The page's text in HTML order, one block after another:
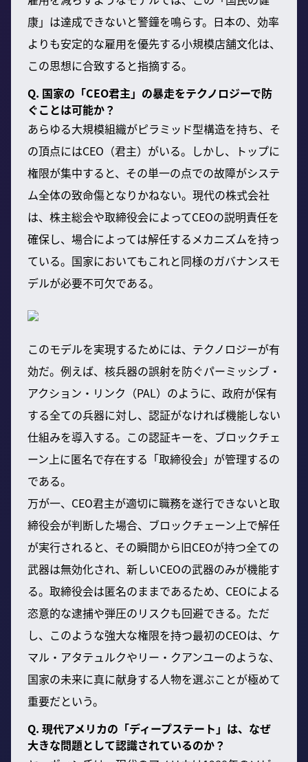
康」は達成できないと警鐘を鳴らす。日本の、効率
よりも安定的な雇用を優先する小規模店舗文化は、
この思想に合致すると指摘する。
Q. 国家の「CEO君主」の暴走をテクノロジーで防
ぐことは可能か？
あらゆる大規模組織がピラミッド型構造を持ち、そ
の頂点にはCEO（君主）がいる。しかし、トップに
権限が集中すると、その単一の点での故障がシステ
ム全体の致命傷となりかねない。現代の株式会社
は、株主総会や取締役会によってCEOの説明責任を
確保し、場合によっては解任するメカニズムを持っ
ている。国家においてもこれと同様のガバナンスモ
デルが必要不可欠である。
このモデルを実現するためには、テクノロジーが有
効だ。例えば、核兵器の誤射を防ぐパーミッシブ・
アクション・リンク（PAL）のように、政府が保有
する全ての兵器に対し、認証がなければ機能しない
仕組みを導入する。この認証キーを、ブロックチェ
ーン上に匿名で存在する「取締役会」が管理するの
である。
万が一、CEO君主が適切に職務を遂行できないと取
締役会が判断した場合、ブロックチェーン上で解任
が実行されると、その瞬間から旧CEOが持つ全ての
武器は無効化され、新しいCEOの武器のみが機能す
る。取締役会は匿名のままであるため、CEOによる
恣意的な逮捕や弾圧のリスクも回避できる。ただ
し、このような強大な権限を持つ最初のCEOは、ケ
マル・アタテュルクやリー・クアンユーのような、
国家の未来に真に献身する人物を選ぶことが極めて
重要だという。
Q. 現代アメリカの「ディープステート」は、なぜ
大きな問題として認識されているのか？